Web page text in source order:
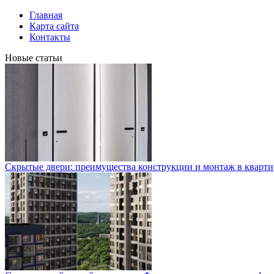
Главная
Карта сайта
Контакты
Новые статьи
Скрытые двери: преимущества конструкции и монтаж в